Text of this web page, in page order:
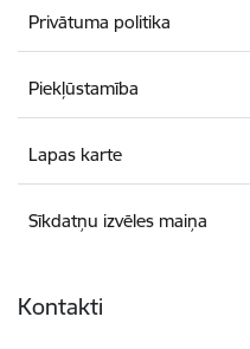
Privātuma politika
Piekļūstamība
Lapas karte
Sīkdatņu izvēles maiņa
Kontakti